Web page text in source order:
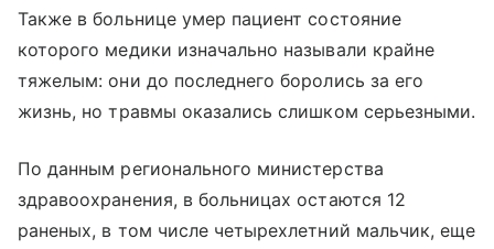
Также в больнице умер пациент состояние
которого медики изначально называли крайне
тяжелым: они до последнего боролись за его
жизнь, но травмы оказались слишком серьезными.
По данным регионального министерства
здравоохранения, в больницах остаются 12
раненых, в том числе четырехлетний мальчик, еще